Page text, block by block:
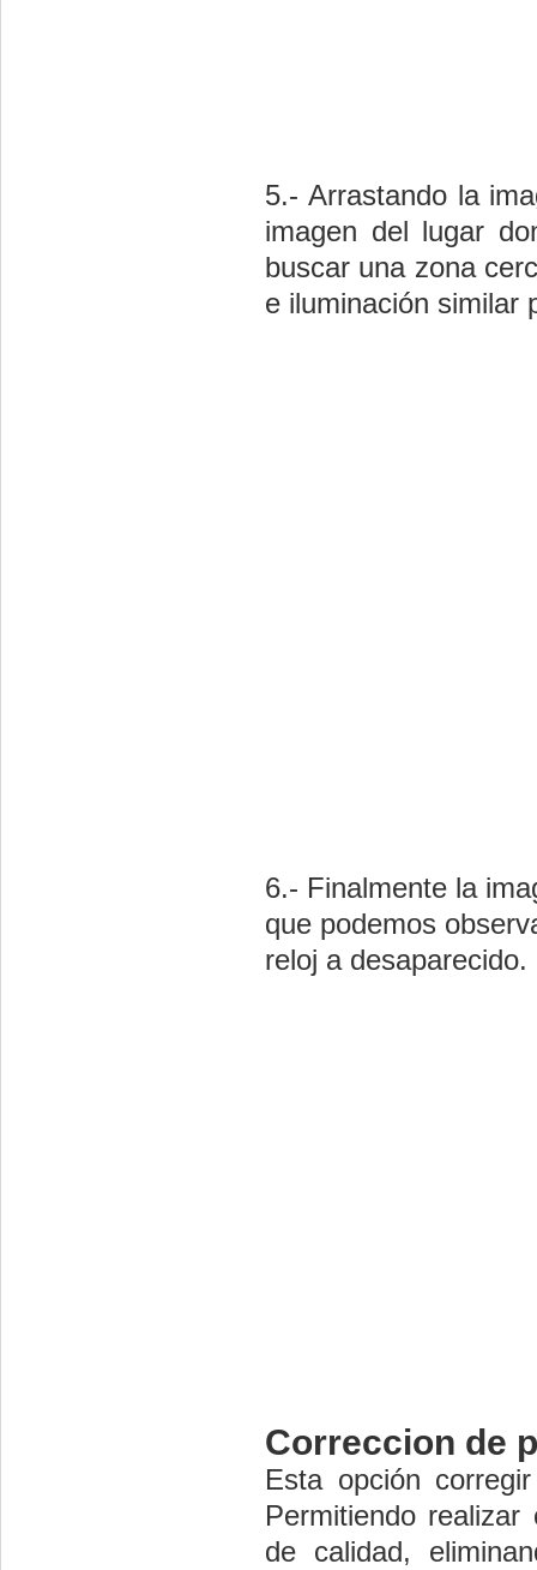
5.- Arrastando la
imagen del lugar
buscar una zona
e iluminación similar
6.- Finalmente la
que podemos
reloj a desaparecido.
Correccion de
Esta opción
Permitiendo
de calidad,